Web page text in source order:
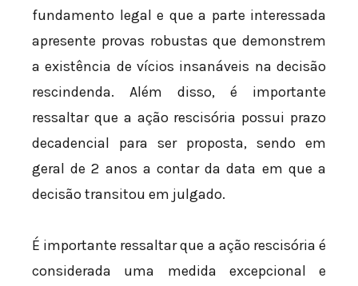
fundamento legal e que a parte interessada
apresente provas robustas que demonstrem
a existência de vícios insanáveis na decisão
rescindenda. Além disso, é importante
ressaltar que a ação rescisória possui prazo
decadencial para ser proposta, sendo em
geral de 2 anos a contar da data em que a
decisão transitou em julgado.
É importante ressaltar que a ação rescisória é
considerada uma medida excepcional e